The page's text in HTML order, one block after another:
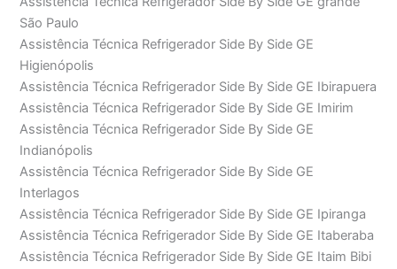
São Paulo
Assistência Técnica Refrigerador Side By Side GE
Higienópolis
Assistência Técnica Refrigerador Side By Side GE Ibirapuera
Assistência Técnica Refrigerador Side By Side GE Imirim
Assistência Técnica Refrigerador Side By Side GE
Indianópolis
Assistência Técnica Refrigerador Side By Side GE
Interlagos
Assistência Técnica Refrigerador Side By Side GE Ipiranga
Assistência Técnica Refrigerador Side By Side GE Itaberaba
Assistência Técnica Refrigerador Side By Side GE Itaim Bibi